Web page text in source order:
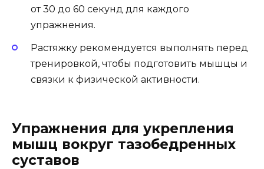
от 30 до 60 секунд для каждого
упражнения.
Растяжку рекомендуется выполнять перед
тренировкой, чтобы подготовить мышцы и
связки к физической активности.
Упражнения для укрепления
мышц вокруг тазобедренных
суставов